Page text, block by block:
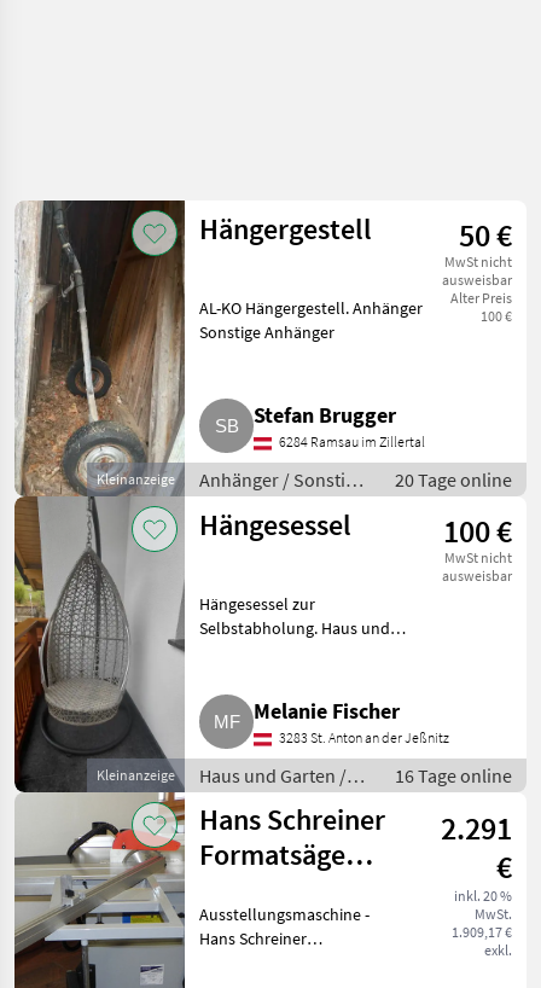
Kleinanzeige
Hängergestell 50 €
MwSt nicht
ausweisbar
Alter Preis
100 €
AL-KO Hängergestell. Anhänger
Sonstige Anhänger
Stefan Brugger
6284 Ramsau im Zillertal
Anhänger / Sonstige
Anhänger
20 Tage online
Kleinanzeige
Hängesessel 100 €
MwSt nicht
ausweisbar
Hängesessel zur
Selbstabholung. Haus und
Melanie Fischer
3283 St. Anton an der Jeßnitz
Haus und Garten /
Gebrauchte Möbel
16 Tage online
Hans Schreiner
Formatsäge
Vorführe
2.291
€
inkl. 20 %
MwSt.
1.909,17 €
exkl.
Ausstellungsmaschine -
Hans Schreiner